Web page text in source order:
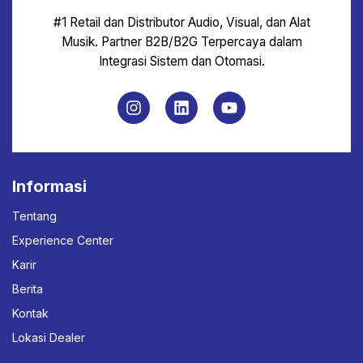
#1 Retail dan Distributor Audio, Visual, dan Alat
Musik. Partner B2B/B2G Terpercaya dalam
Integrasi Sistem dan Otomasi.
Informasi
Tentang
Experience Center
Karir
Berita
Kontak
Lokasi Dealer